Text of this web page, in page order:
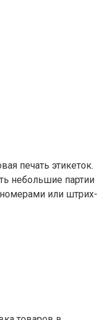
печать этикеток.
небольшие партии
или штрих-